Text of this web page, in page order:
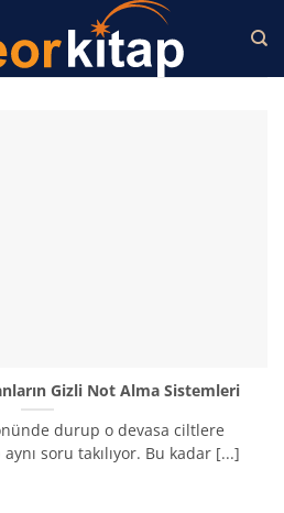
Gizli Not Alma Sistemleri
durup o devasa ciltlere
soru takılıyor. Bu kadar [...]